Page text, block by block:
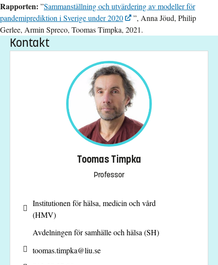
Rapporten: ”Sammanställning och utvärdering av modeller för
pandemiprediktion i Sverige under 2020
”, Anna Jöud, Philip
Gerlee, Armin Spreco, Toomas Timpka, 2021.
Kontakt
Toomas Timpka
Professor
Institutionen för hälsa, medicin och vård
(HMV)
Avdelningen för samhälle och hälsa (SH)
toomas.timpka@liu.se